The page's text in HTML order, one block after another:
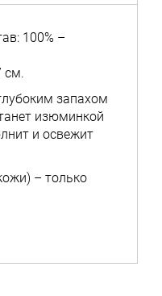
100% –
см.
запахом
изюминкой
и освежит
– только